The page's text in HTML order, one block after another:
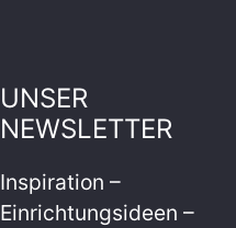
UNSER
NEWSLETTER
Inspiration –
Einrichtungsideen –